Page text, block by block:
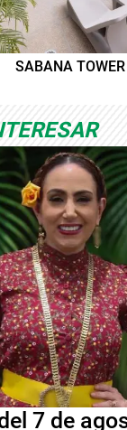
SABANA TOWER
7 de